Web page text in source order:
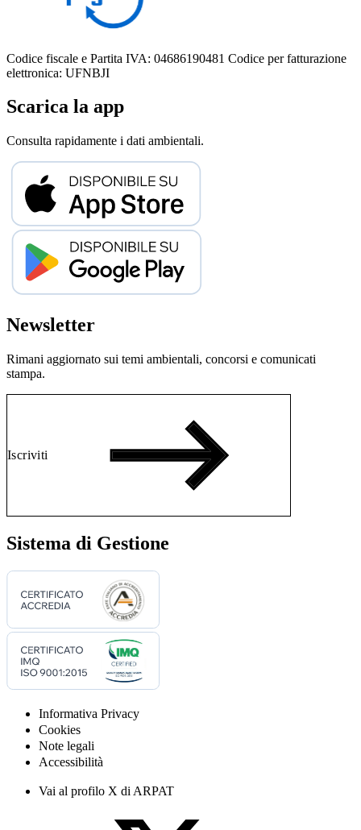
Codice fiscale e Partita IVA: 04686190481 Codice per fatturazione
elettronica: UFNBJI
Scarica la app
Consulta rapidamente i dati ambientali.
Newsletter
Rimani aggiornato sui temi ambientali, concorsi e comunicati
stampa.
Iscriviti
Sistema di Gestione
Informativa Privacy
Cookies
Note legali
Accessibilità
Vai al profilo X di ARPAT